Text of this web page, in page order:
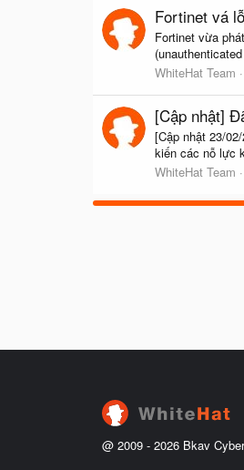
Fortinet vá
Fortinet vừa
WhiteHat Team
[Cập nhật]
[Cập nhật 23/
kiến các nỗ lực
WhiteHat Team
@ 2009 - 2026 Bkav